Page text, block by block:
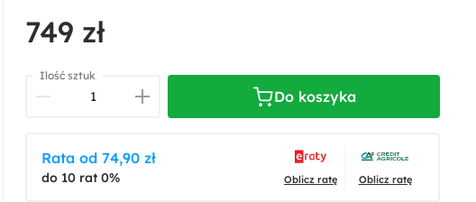
749 zł
Ilość sztuk
Do koszyka
Rata od 74,90 zł
do 10 rat 0% Oblicz ratę Oblicz ratę